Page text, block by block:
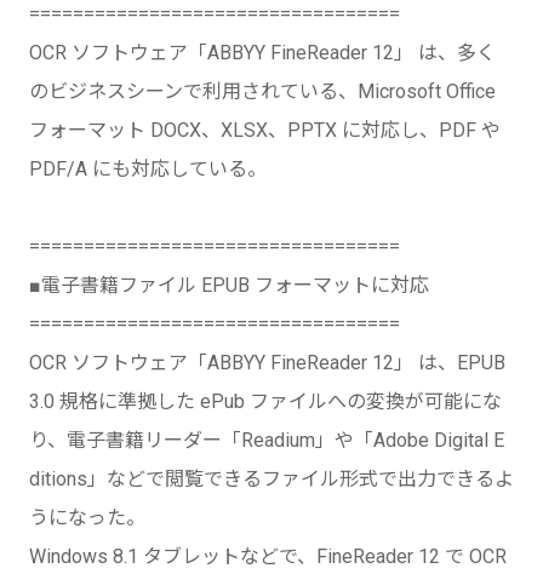
==================================
OCR ソフトウェア「ABBYY FineReader 12」 は、多く
のビジネスシーンで利用されている、Microsoft Office
フォーマット DOCX、XLSX、PPTX に対応し、PDF や
PDF/A にも対応している。
==================================
■電子書籍ファイル EPUB フォーマットに対応
==================================
OCR ソフトウェア「ABBYY FineReader 12」 は、EPUB
3.0 規格に準拠した ePub ファイルへの変換が可能にな
り、電子書籍リーダー「Readium」や「Adobe Digital E
ditions」などで閲覧できるファイル形式で出力できるよ
うになった。
Windows 8.1 タブレットなどで、FineReader 12 で OCR